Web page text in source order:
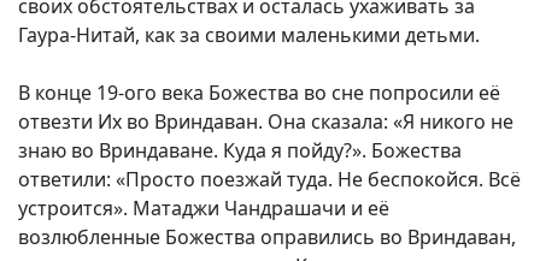
своих обстоятельствах и осталась ухаживать за
Гаура-Нитай, как за своими маленькими детьми.
В конце 19-ого века Божества во сне попросили её
отвезти Их во Вриндаван. Она сказала: «Я никого не
знаю во Вриндаване. Куда я пойду?». Божества
ответили: «Просто поезжай туда. Не беспокойся. Всё
устроится». Матаджи Чандрашачи и её
возлюбленные Божества оправились во Вриндаван,